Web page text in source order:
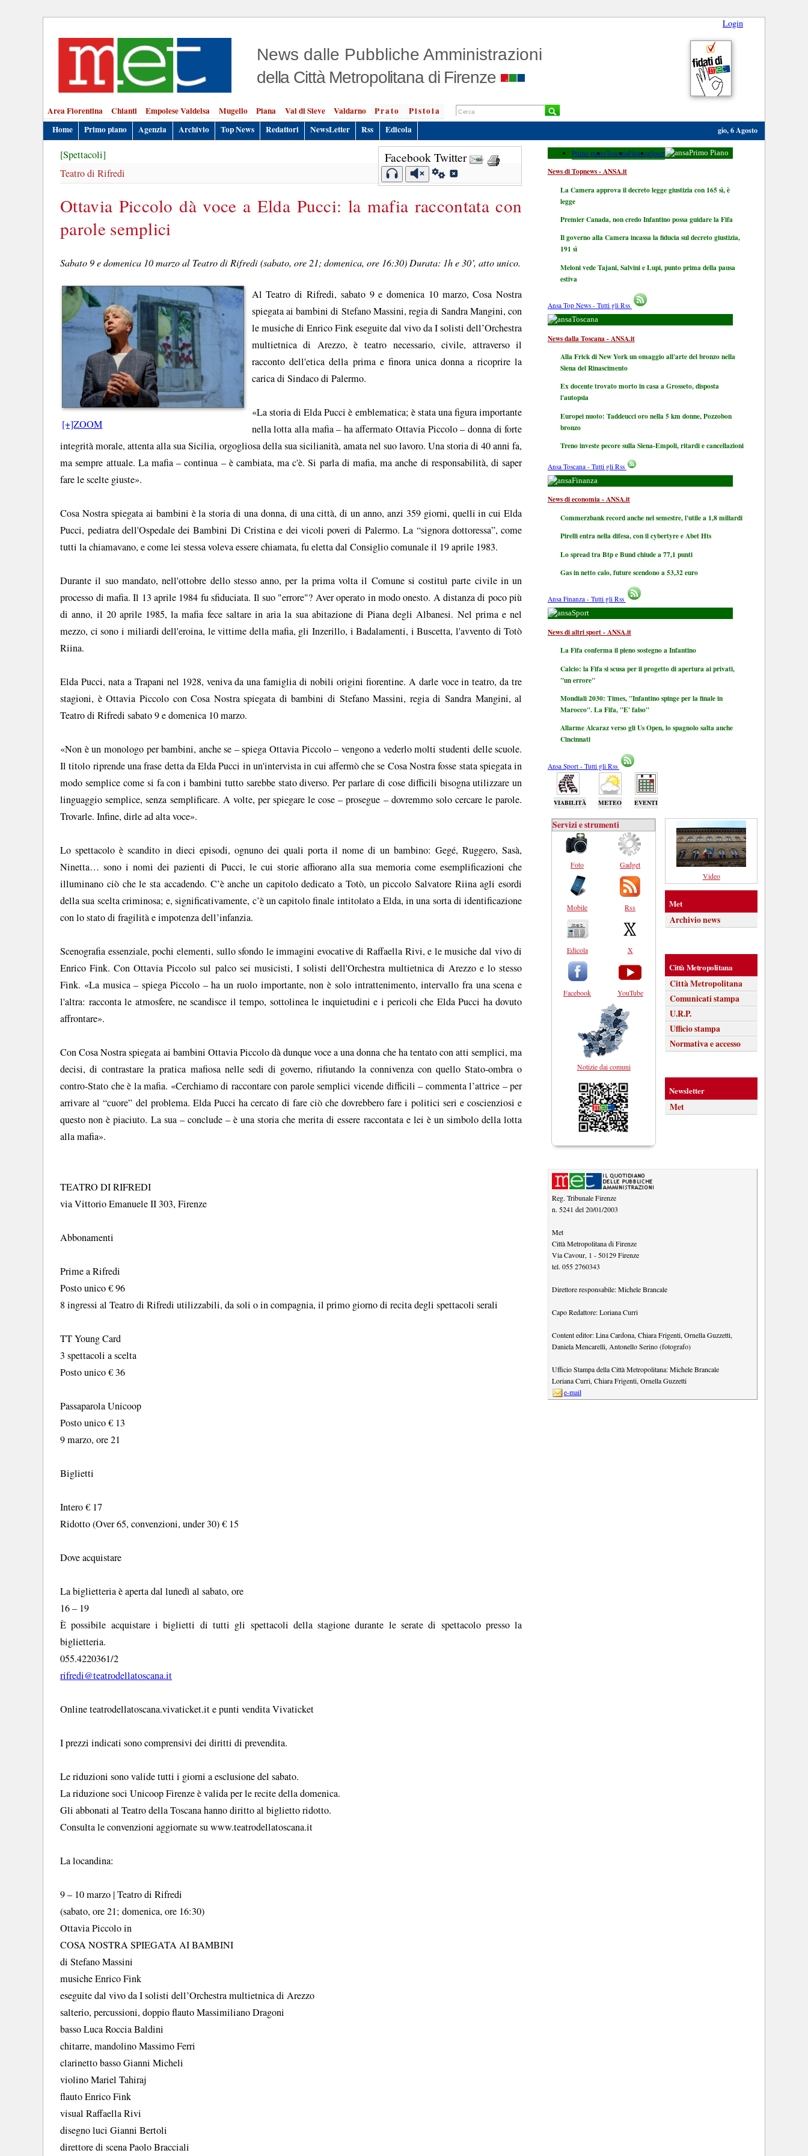
Login
News dalle Pubbliche Amministrazioni
della Città Metropolitana di Firenze
Area Fiorentina Chianti Empolese Valdelsa Mugello Piana Val di Sieve Valdarno Prato
Pistoia
Home
Primo piano Agenzia Archivio Top News Redattori NewsLetter Rss Edicola gio, 6 Agosto
Facebook Twitter
[Spettacoli]
Teatro di Rifredi
Ottavia Piccolo dà voce a Elda Pucci: la mafia raccontata con
parole semplici
Sabato 9 e domenica 10 marzo al Teatro di Rifredi (sabato, ore 21; domenica, ore 16:30) Durata: 1h e 30’, atto unico.
[+]ZOOM
Al Teatro di Rifredi, sabato 9 e domenica 10 marzo, Cosa Nostra
spiegata ai bambini di Stefano Massini, regia di Sandra Mangini, con
le musiche di Enrico Fink eseguite dal vivo da I solisti dell’Orchestra
multietnica di Arezzo, è teatro necessario, civile, attraverso il
racconto dell'etica della prima e finora unica donna a ricoprire la
carica di Sindaco di Palermo.
«La storia di Elda Pucci è emblematica; è stata una figura importante
nella lotta alla mafia – ha affermato Ottavia Piccolo – donna di forte
integrità morale, attenta alla sua Sicilia, orgogliosa della sua sicilianità, amata nel suo lavoro. Una storia di 40 anni fa,
ma sempre attuale. La mafia – continua – è cambiata, ma c'è. Si parla di mafia, ma anche di responsabilità, di saper
fare le scelte giuste».
Cosa Nostra spiegata ai bambini è la storia di una donna, di una città, di un anno, anzi 359 giorni, quelli in cui Elda
Pucci, pediatra dell'Ospedale dei Bambini Di Cristina e dei vicoli poveri di Palermo. La “signora dottoressa”, come
tutti la chiamavano, e come lei stessa voleva essere chiamata, fu eletta dal Consiglio comunale il 19 aprile 1983.
Durante il suo mandato, nell'ottobre dello stesso anno, per la prima volta il Comune si costituì parte civile in un
processo di mafia. Il 13 aprile 1984 fu sfiduciata. Il suo "errore"? Aver operato in modo onesto. A distanza di poco più
di anno, il 20 aprile 1985, la mafia fece saltare in aria la sua abitazione di Piana degli Albanesi. Nel prima e nel
mezzo, ci sono i miliardi dell'eroina, le vittime della mafia, gli Inzerillo, i Badalamenti, i Buscetta, l'avvento di Totò
Riina.
Elda Pucci, nata a Trapani nel 1928, veniva da una famiglia di nobili origini fiorentine. A darle voce in teatro, da tre
stagioni, è Ottavia Piccolo con Cosa Nostra spiegata di bambini di Stefano Massini, regia di Sandra Mangini, al
Teatro di Rifredi sabato 9 e domenica 10 marzo.
«Non è un monologo per bambini, anche se – spiega Ottavia Piccolo – vengono a vederlo molti studenti delle scuole.
Il titolo riprende una frase detta da Elda Pucci in un'intervista in cui affermò che se Cosa Nostra fosse stata spiegata in
modo semplice come si fa con i bambini tutto sarebbe stato diverso. Per parlare di cose difficili bisogna utilizzare un
linguaggio semplice, senza semplificare. A volte, per spiegare le cose – prosegue – dovremmo solo cercare le parole.
Trovarle. Infine, dirle ad alta voce».
Lo spettacolo è scandito in dieci episodi, ognuno dei quali porta il nome di un bambino: Gegé, Ruggero, Sasà,
Ninetta… sono i nomi dei pazienti di Pucci, le cui storie affiorano alla sua memoria come esemplificazioni che
illuminano ciò che le sta accadendo. C’è anche un capitolo dedicato a Totò, un piccolo Salvatore Riina agli esordi
della sua scelta criminosa; e, significativamente, c’è un capitolo finale intitolato a Elda, in una sorta di identificazione
con lo stato di fragilità e impotenza dell’infanzia.
Scenografia essenziale, pochi elementi, sullo sfondo le immagini evocative di Raffaella Rivi, e le musiche dal vivo di
Enrico Fink. Con Ottavia Piccolo sul palco sei musicisti, I solisti dell'Orchestra multietnica di Arezzo e lo stesso
Fink. «La musica – spiega Piccolo – ha un ruolo importante, non è solo intrattenimento, intervallo fra una scena e
l'altra: racconta le atmosfere, ne scandisce il tempo, sottolinea le inquietudini e i pericoli che Elda Pucci ha dovuto
affrontare».
Con Cosa Nostra spiegata ai bambini Ottavia Piccolo dà dunque voce a una donna che ha tentato con atti semplici, ma
decisi, di contrastare la pratica mafiosa nelle sedi di governo, rifiutando la connivenza con quello Stato-ombra o
contro-Stato che è la mafia. «Cerchiamo di raccontare con parole semplici vicende difficili – commenta l’attrice – per
arrivare al “cuore” del problema. Elda Pucci ha cercato di fare ciò che dovrebbero fare i politici seri e coscienziosi e
questo non è piaciuto. La sua – conclude – è una storia che merita di essere raccontata e lei è un simbolo della lotta
alla mafia».
TEATRO DI RIFREDI
via Vittorio Emanuele II 303, Firenze
Abbonamenti
Prime a Rifredi
Posto unico € 96
8 ingressi al Teatro di Rifredi utilizzabili, da soli o in compagnia, il primo giorno di recita degli spettacoli serali
TT Young Card
3 spettacoli a scelta
Posto unico € 36
Passaparola Unicoop
Posto unico € 13
9 marzo, ore 21
Biglietti
Intero € 17
Ridotto (Over 65, convenzioni, under 30) € 15
Dove acquistare
La biglietteria è aperta dal lunedì al sabato, ore
16 – 19
È possibile acquistare i biglietti di tutti gli spettacoli della stagione durante le serate di spettacolo presso la
biglietteria.
055.4220361/2
rifredi@teatrodellatoscana.it
Online teatrodellatoscana.vivaticket.it e punti vendita Vivaticket
I prezzi indicati sono comprensivi dei diritti di prevendita.
Le riduzioni sono valide tutti i giorni a esclusione del sabato.
La riduzione soci Unicoop Firenze è valida per le recite della domenica.
Gli abbonati al Teatro della Toscana hanno diritto al biglietto ridotto.
Consulta le convenzioni aggiornate su www.teatrodellatoscana.it
La locandina:
9 – 10 marzo | Teatro di Rifredi
(sabato, ore 21; domenica, ore 16:30)
Ottavia Piccolo in
COSA NOSTRA SPIEGATA AI BAMBINI
di Stefano Massini
musiche Enrico Fink
eseguite dal vivo da I solisti dell’Orchestra multietnica di Arezzo
salterio, percussioni, doppio flauto Massimiliano Dragoni
basso Luca Roccia Baldini
chitarre, mandolino Massimo Ferri
clarinetto basso Gianni Micheli
violino Mariel Tahiraj
flauto Enrico Fink
visual Raffaella Rivi
disegno luci Gianni Bertoli
direttore di scena Paolo Bracciali
Primo pianoToscanaFinanzaSport Primo Piano
News di Topnews - ANSA.it
La Camera approva il decreto legge giustizia con 165 sì, è
legge
Premier Canada, non credo Infantino possa guidare la Fifa
Il governo alla Camera incassa la fiducia sul decreto giustizia,
191 sì
Meloni vede Tajani, Salvini e Lupi, punto prima della pausa
estiva
Ansa Top News - Tutti gli Rss
Toscana
News dalla Toscana - ANSA.it
Alla Frick di New York un omaggio all'arte del bronzo nella
Siena del Rinascimento
Ex docente trovato morto in casa a Grosseto, disposta
l'autopsia
Europei nuoto: Taddeucci oro nella 5 km donne, Pozzobon
bronzo
Treno investe pecore sulla Siena-Empoli, ritardi e cancellazioni
Ansa Toscana - Tutti gli Rss
Finanza
News di economia - ANSA.it
Commerzbank record anche nel semestre, l'utile a 1,8 miliardi
Pirelli entra nella difesa, con il cybertyre e Abet Hts
Lo spread tra Btp e Bund chiude a 77,1 punti
Gas in netto calo, future scendono a 53,32 euro
Ansa Finanza - Tutti gli Rss
Sport
News di altri sport - ANSA.it
La Fifa conferma il pieno sostegno a Infantino
Calcio: la Fifa si scusa per il progetto di apertura ai privati,
"un errore"
Mondiali 2030: Times, "Infantino spinge per la finale in
Marocco". La Fifa, "E' falso"
Allarme Alcaraz verso gli Us Open, lo spagnolo salta anche
Cincinnati
Ansa Sport - Tutti gli Rss
VIABILITÀ METEO EVENTI
Servizi e strumenti
Foto
Mobile
Edicola
Facebook
Gadget
Rss
X
YouTube
Notizie dai comuni
Video
Met
Archivio news
Città Metropolitana
Città Metropolitana
Comunicati stampa
U.R.P.
Ufficio stampa
Normativa e accesso
Newsletter
Met
Reg. Tribunale Firenze
n. 5241 del 20/01/2003
Met
Città Metropolitana di Firenze
Via Cavour, 1 - 50129 Firenze
tel. 055 2760343
Direttore responsabile:Michele Brancale
Capo Redattore:Loriana Curri
Content editor:Lina Cardona, Chiara Frigenti, Ornella Guzzetti,
Daniela Mencarelli, Antonello Serino (fotografo)
Ufficio Stampa della Città Metropolitana:Michele Brancale
Loriana Curri, Chiara Frigenti, Ornella Guzzetti
e-mail